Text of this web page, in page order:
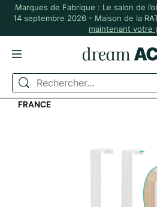
Marques de Fabrique : Le salon de
14 septembre 2026 - Maison de la
maintenant votre
ACCUEIL
MAISON & PLANTES
ENFILE-COUETTE EN ACIER
FRANCE